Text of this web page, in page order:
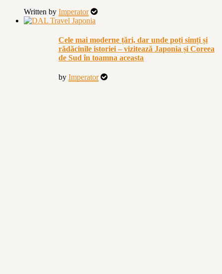
Written by Imperator
Cele mai moderne țări, dar unde poți simți și
rădăcinile istoriei – vizitează Japonia și Coreea
de Sud în toamna aceasta
by Imperator